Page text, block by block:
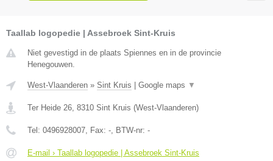
Taallab logopedie | Assebroek Sint-Kruis
Niet gevestigd in de plaats Spiennes en in de provincie
Henegouwen.
West-Vlaanderen » Sint Kruis | Google maps ▼
Ter Heide 26 8310 Sint Kruis (West-Vlaanderen)
Tel: 0496928007 , Fax: - , BTW-nr: -
E-mail › Taallab logopedie | Assebroek Sint-Kruis